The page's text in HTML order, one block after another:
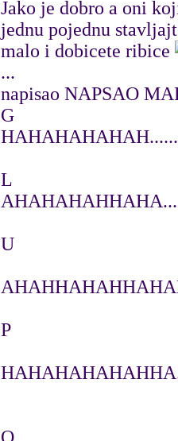
Jako je dobro a oni
jednu pojednu
malo i dobicete ribice
...
napisao NAPSAO
G
HAHAHAHAHAH......
L
U
P